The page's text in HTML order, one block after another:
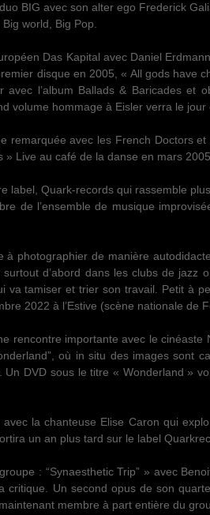
BIG avec son alter ego Frederick
world, Big Pop.
Das Kapital avec Daniel
disque en 2005, « All gods have
avec l’album Ballads & Baricades
volume hommage à Eisler verra le
remarquée avec les French Doctors
» Live au café de la danse en mars
label, Quark-records qui rassemble
de l’ensemble de musique
à photographier de manière
d’abord dans les clubs de
va tamiser et trier son travail. Petit à
2022 à l’Estive (scène nationale de
rencontre importante avec le
où in situ des images sont
Un DVD sous le titre « Wonderland »
la chanteuse Elise Caron qui
un an plus tard sur le label
: “Synaesthetic Trip” » avec
critique. Un second opus de son
membre à part entière du